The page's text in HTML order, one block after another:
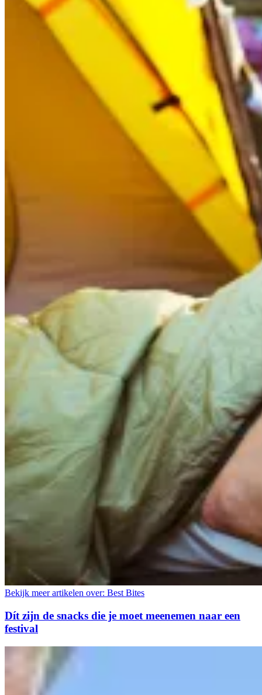
Bekijk meer artikelen over: Best Bites
Dít zijn de snacks die je moet meenemen naar een
festival